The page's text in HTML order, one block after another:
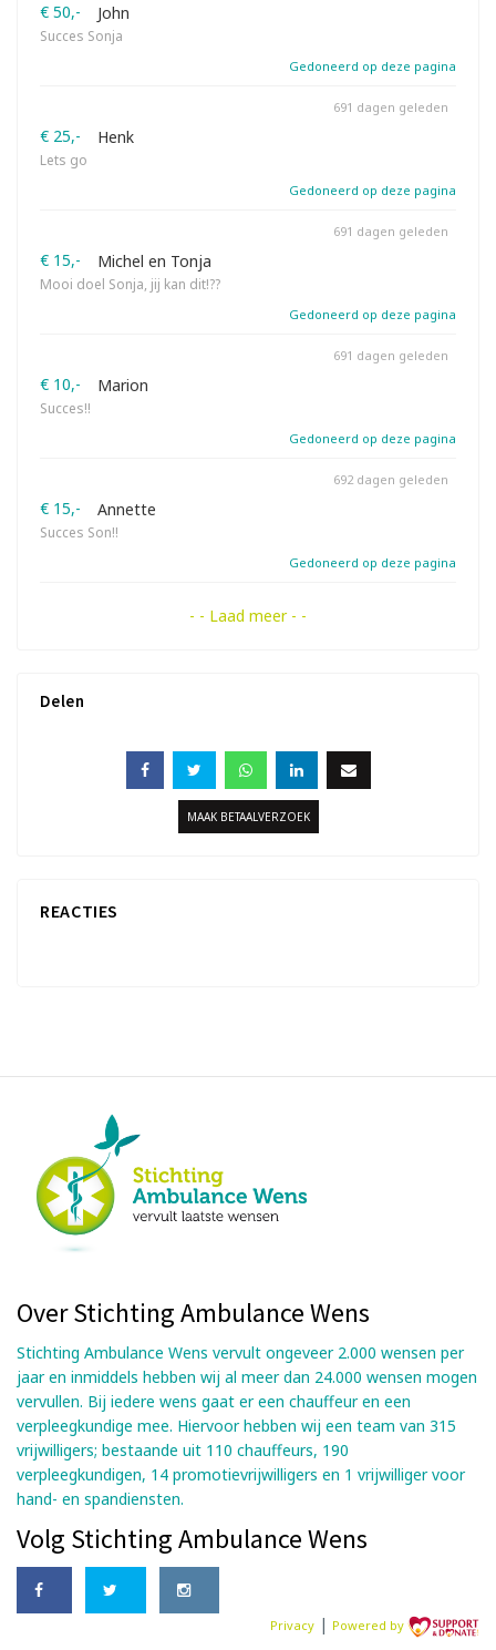
€ 50,- John
Succes Sonja
Gedoneerd op deze pagina
€ 25,- Henk
Lets go
691 dagen geleden
Gedoneerd op deze pagina
€ 15,- Michel en Tonja
Mooi doel Sonja, jij kan dit!??
691 dagen geleden
Gedoneerd op deze pagina
€ 10,- Marion
Succes!!
691 dagen geleden
Gedoneerd op deze pagina
€ 15,- Annette
Succes Son!!
692 dagen geleden
Gedoneerd op deze pagina
- - Laad meer - -
Delen
MAAK BETAALVERZOEK
REACTIES
Over Stichting Ambulance Wens
Stichting Ambulance Wens vervult ongeveer 2.000 wensen per
jaar en inmiddels hebben wij al meer dan 24.000 wensen mogen
vervullen. Bij iedere wens gaat er een chauffeur en een
verpleegkundige mee. Hiervoor hebben wij een team van 315
vrijwilligers; bestaande uit 110 chauffeurs, 190
verpleegkundigen, 14 promotievrijwilligers en 1 vrijwilliger voor
hand- en spandiensten.
Volg Stichting Ambulance Wens
Privacy | Powered by